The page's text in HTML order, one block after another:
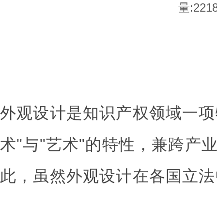
量:
外观设计是知识产权领域一
术"与"艺术"的特性，兼跨产
此，虽然外观设计在各国立